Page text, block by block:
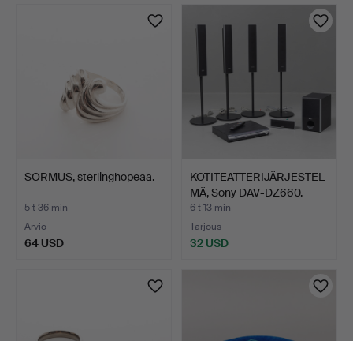
SORMUS, sterlinghopeaa.
5 t 36 min
Arvio
64 USD
KOTITEATTERIJÄRJESTEL
MÄ, Sony DAV-DZ660.
6 t 13 min
Tarjous
32 USD